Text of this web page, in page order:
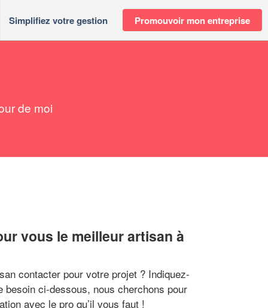
Simplifiez votre gestion Promouvoir mon entreprise
de moi
vous le meilleur artisan à
contacter pour votre projet ? Indiquez-
besoin ci-dessous, nous cherchons pour
avec le pro qu’il vous faut !